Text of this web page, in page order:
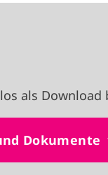
als
Dokumente